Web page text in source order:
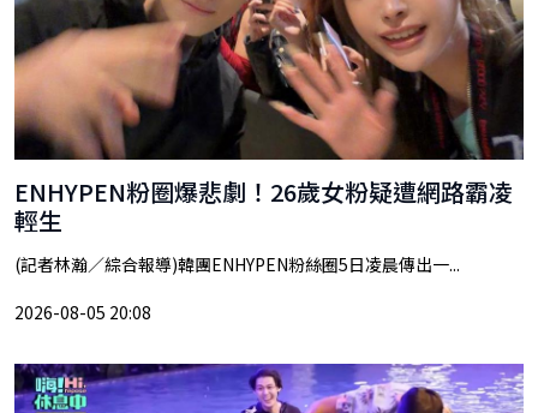
ENHYPEN粉圈爆悲劇！26歲女粉疑遭網路霸凌
輕生
(記者林瀚／綜合報導)韓團ENHYPEN粉絲圈5日凌晨傳出一...
2026-08-05 20:08